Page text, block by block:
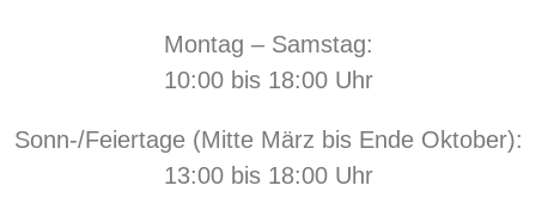
Montag – Samstag:
10:00 bis 18:00 Uhr
Sonn-/Feiertage (Mitte März bis Ende Oktober):
13:00 bis 18:00 Uhr